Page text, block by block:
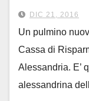
un pulmino
DIC 21, 2016
Un pulmino
Cassa di
Alessandria. E’
alessandrina